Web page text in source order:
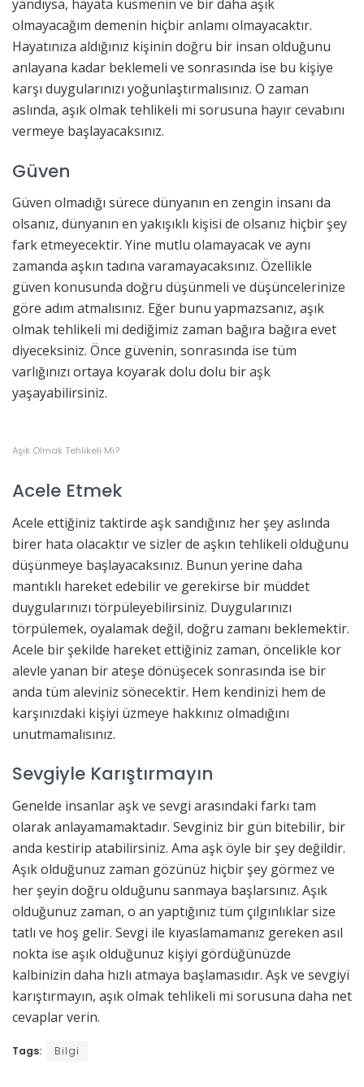
yandıysa, hayata küsmenin ve bir daha aşık
olmayacağım demenin hiçbir anlamı olmayacaktır.
Hayatınıza aldığınız kişinin doğru bir insan olduğunu
anlayana kadar beklemeli ve sonrasında ise bu kişiye
karşı duygularınızı yoğunlaştırmalısınız. O zaman
aslında, aşık olmak tehlikeli mi sorusuna hayır cevabını
vermeye başlayacaksınız.
Güven
Güven olmadığı sürece dünyanın en zengin insanı da
olsanız, dünyanın en yakışıklı kişisi de olsanız hiçbir şey
fark etmeyecektir. Yine mutlu olamayacak ve aynı
zamanda aşkın tadına varamayacaksınız. Özellikle
güven konusunda doğru düşünmeli ve düşüncelerinize
göre adım atmalısınız. Eğer bunu yapmazsanız, aşık
olmak tehlikeli mi dediğimiz zaman bağıra bağıra evet
diyeceksiniz. Önce güvenin, sonrasında ise tüm
varlığınızı ortaya koyarak dolu dolu bir aşk
yaşayabilirsiniz.
Aşık Olmak Tehlikeli Mi?
Acele Etmek
Acele ettiğiniz taktirde aşk sandığınız her şey aslında
birer hata olacaktır ve sizler de aşkın tehlikeli olduğunu
düşünmeye başlayacaksınız. Bunun yerine daha
mantıklı hareket edebilir ve gerekirse bir müddet
duygularınızı törpüleyebilirsiniz. Duygularınızı
törpülemek, oyalamak değil, doğru zamanı beklemektir.
Acele bir şekilde hareket ettiğiniz zaman, öncelikle kor
alevle yanan bir ateşe dönüşecek sonrasında ise bir
anda tüm aleviniz sönecektir. Hem kendinizi hem de
karşınızdaki kişiyi üzmeye hakkınız olmadığını
unutmamalısınız.
Sevgiyle Karıştırmayın
Genelde insanlar aşk ve sevgi arasındaki farkı tam
olarak anlayamamaktadır. Sevginiz bir gün bitebilir, bir
anda kestirip atabilirsiniz. Ama aşk öyle bir şey değildir.
Aşık olduğunuz zaman gözünüz hiçbir şey görmez ve
her şeyin doğru olduğunu sanmaya başlarsınız. Aşık
olduğunuz zaman, o an yaptığınız tüm çılgınlıklar size
tatlı ve hoş gelir. Sevgi ile kıyaslamamanız gereken asıl
nokta ise aşık olduğunuz kişiyi gördüğünüzde
kalbinizin daha hızlı atmaya başlamasıdır. Aşk ve sevgiyi
karıştırmayın, aşık olmak tehlikeli mi sorusuna daha net
cevaplar verin.
Tags: Bilgi